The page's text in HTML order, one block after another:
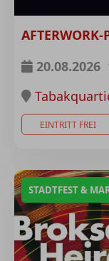
AFTERWORK-
20.08.2026
EINTRITT FREI
STADTFEST &